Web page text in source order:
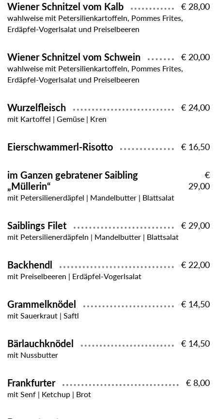
Wiener Schnitzel vom Kalb € 28,00
wahlweise mit Petersilienkartoffeln, Pommes Frites,
Erdäpfel-Vogerlsalat und Preiselbeeren
Wiener Schnitzel vom Schwein € 20,00
wahlweise mit Petersilienkartoffeln, Pommes Frites,
Erdäpfel-Vogerlsalat und Preiselbeeren
Wurzelfleisch € 24,00
mit Kartoffel | Gemüse | Kren
Eierschwammerl-Risotto € 16,50
im Ganzen gebratener Saibling
„Müllerin“
€
29,00
mit Petersilienerdäpfel | Mandelbutter | Blattsalat
Saiblings Filet € 29,00
mit Petersilienerdäpfeln | Mandelbutter | Blattsalat
Backhendl € 22,00
mit Preiselbeeren | Erdäpfel-Vogerlsalat
Grammelknödel € 14,50
mit Sauerkraut | Saftl
Bärlauchknödel € 14,50
mit Nussbutter
Frankfurter € 8,00
mit Senf | Ketchup | Brot